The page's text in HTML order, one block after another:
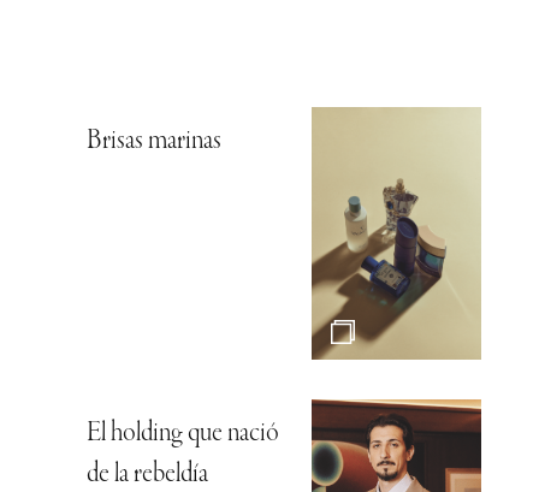
Brisas marinas
El holding que nació
de la rebeldía